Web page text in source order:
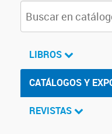
LIBROS
CATÁLOGOS Y
REVISTAS